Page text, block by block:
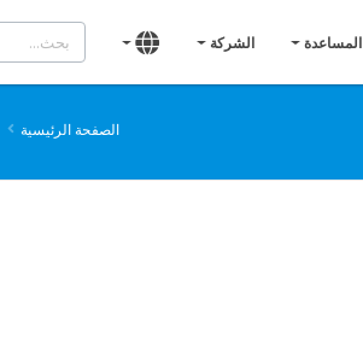
المساعدة الشركة
الصفحة الرئيسية